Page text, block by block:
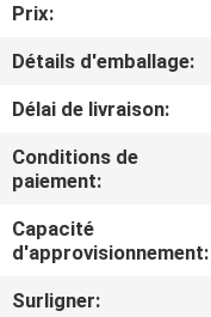
DE
L'USINE
CONTRÔLE
DE
LA
QUALITÉ
Prix:
Détails d'emballage:
Délai de livraison:
Conditions de
paiement:
Capacité
d'approvisionnement:
Surligner: